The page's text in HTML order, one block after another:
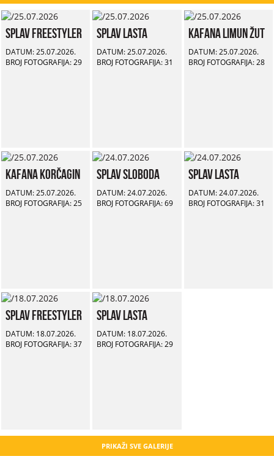
Splav Freestyler
DATUM: 25.07.2026.
BROJ FOTOGRAFIJA: 29
Splav Lasta
DATUM: 25.07.2026.
BROJ FOTOGRAFIJA: 31
Kafana Limun Žut
DATUM: 25.07.2026.
BROJ FOTOGRAFIJA: 28
Kafana Korčagin
DATUM: 25.07.2026.
BROJ FOTOGRAFIJA: 25
Splav Sloboda
DATUM: 24.07.2026.
BROJ FOTOGRAFIJA: 69
Splav Lasta
DATUM: 24.07.2026.
BROJ FOTOGRAFIJA: 31
Splav Freestyler
DATUM: 18.07.2026.
BROJ FOTOGRAFIJA: 37
Splav Lasta
DATUM: 18.07.2026.
BROJ FOTOGRAFIJA: 29
PRIKAŽI SVE GALERIJE